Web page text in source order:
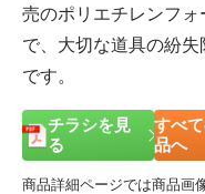
売のポリエチレンフ
で、大切な道具の紛
です。
チラシを見
る
すべ
品へ
商品詳細ページでは商品画